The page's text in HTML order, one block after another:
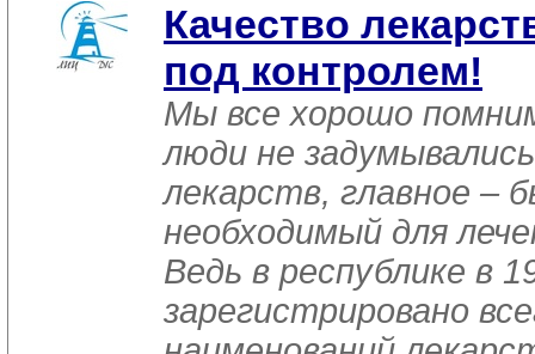
Качество
под контролем!
Мы все хорошо
люди не
лекарств, главное –
необходимый для
Ведь в республике в
зарегистрировано